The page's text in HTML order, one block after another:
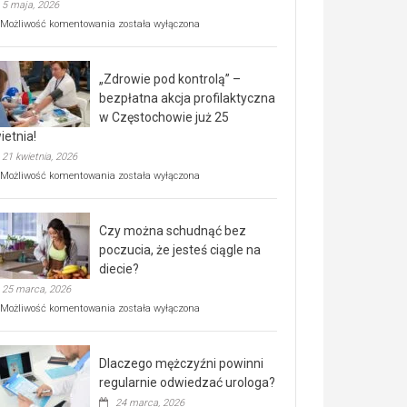
5 maja, 2026
Możliwość komentowania Rusza
rehabilitacji
dla
seniorów!
została wyłączona
„Zdrowie pod kontrolą” –
bezpłatna akcja profilaktyczna
w Częstochowie już 25
21 kwietnia, 2026
Możliwość komentowania „Zdrowie
bezpłatna
akcja
profilaktyczna
w
już
kwietnia!
została wyłączona
Czy można schudnąć bez
poczucia, że jesteś ciągle na
diecie?
25 marca, 2026
Możliwość komentowania Czy
poczucia,
że
została wyłączona
Dlaczego mężczyźni powinni
regularnie odwiedzać urologa?
24 marca, 2026